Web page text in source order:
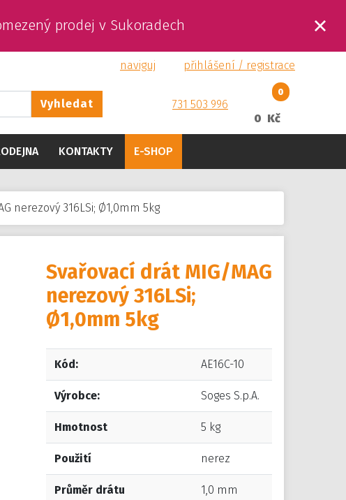
omezený prodej v Sukoradech
přihlášení / registrace
naviguj
0
0 Kč
731 503 996
Vyhledat
KONTAKTY E-SHOP
nerezový 316LSi; Ø1,0mm 5kg
Svařovací drát MIG/MAG
nerezový 316LSi;
Ø1,0mm 5kg
Kód: AE16C-10
Výrobce: Soges S.p.A.
Hmotnost 5 kg
Použití nerez
Průměr drátu 1,0 mm